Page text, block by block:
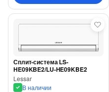
Сплит-система LS-
HE09KBE2/LU-HE09KBE2
Lessar
В наличии